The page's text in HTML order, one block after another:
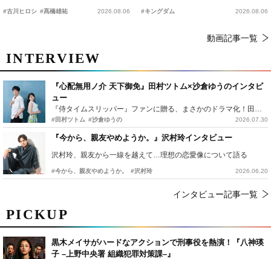
PICKUP
黒木メイサがハードなアクションで刑事役を熱演！『八神瑛
子 –上野中央署 組織犯罪対策課–』
時上映決定
#古川ヒロシ #髙橋雄祐 2026.08.06
の“キングダムキャンプ”開催
#キングダム 2026.08.06
動画記事一覧
INTERVIEW
『心配無用ノ介 天下御免』田村ツトム×沙倉ゆうのインタビ
ュー
『侍タイムスリッパー』ファンに贈る、まさかのドラマ化！田村ツトム×沙倉ゆうのが語る『心配無用ノ介』撮影秘話
#田村ツトム #沙倉ゆうの 2026.07.30
『今から、親友やめようか。』沢村玲インタビュー
沢村玲、親友から一線を越えて…理想の恋愛像について語る
#今から、親友やめようか。 #沢村玲 2026.06.20
インタビュー記事一覧